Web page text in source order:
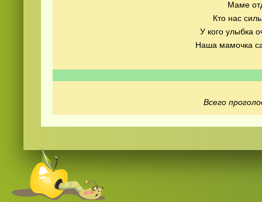
Маме
Кто нас
У кого улыбка
Наша мамочка
Всего